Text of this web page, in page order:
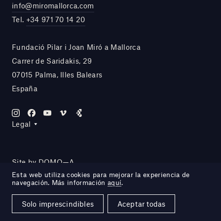
info@miromallorca.com
Tel. +34 971 70 14 20
Fundació Pilar i Joan Miró a Mallorca
Carrer de Saridakis, 29
07015 Palma, Illes Balears
España
Legal
Site by DOMO—A
Esta web utiliza cookies para mejorar la experiencia de
navegación. Más información aquí.
Solo imprescindibles Aceptar todas